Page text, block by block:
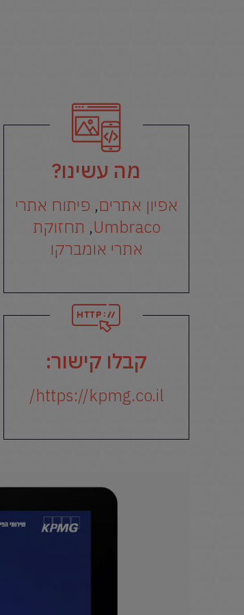
מה עשינו?
אפיון אתרים, פיתוח אתרי
Umbraco
, תחזוקת
אתרי אומברקו
קבלו קישור:
https://kpmg.co.il/